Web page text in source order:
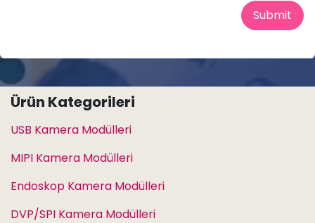
Submit
Ürün Kategorileri
USB Kamera Modülleri
MIPI Kamera Modülleri
Endoskop Kamera Modülleri
DVP/SPI Kamera Modülleri